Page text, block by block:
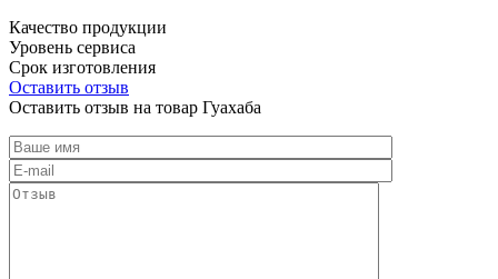
Качество продукции
Уровень сервиса
Срок изготовления
Оставить отзыв
Оставить отзыв на товар Гуахаба